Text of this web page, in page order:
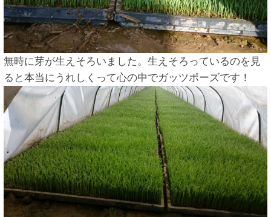
無時に芽が生えそろいました。生えそろっているのを見
ると本当にうれしくって心の中でガッツポーズです！